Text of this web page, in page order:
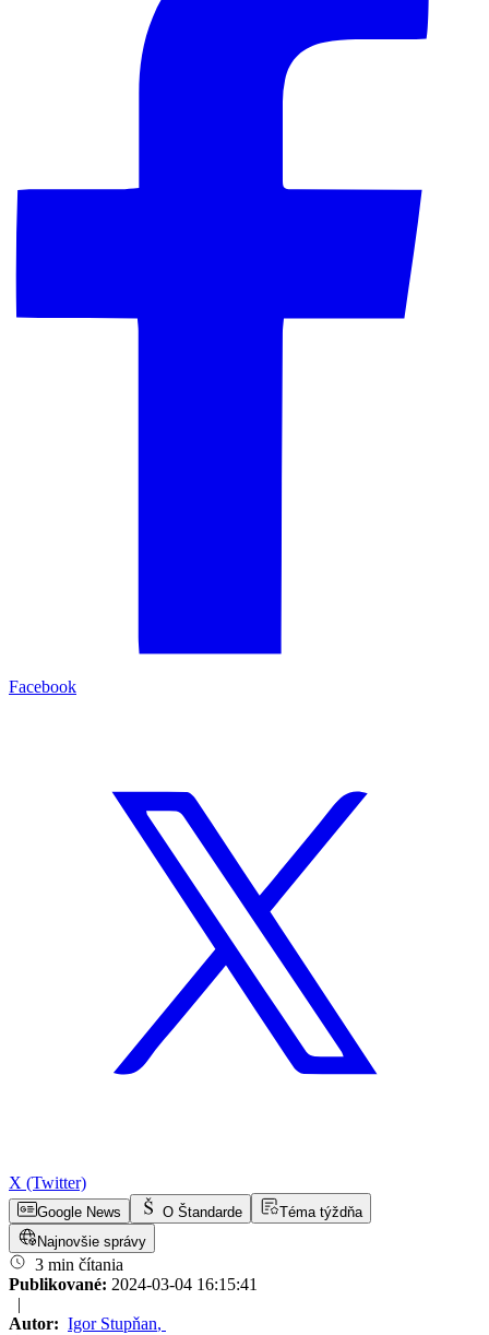
Facebook
X (Twitter)
Google News O Štandarde
Téma týždňa
Najnovšie správy
3 min čítania
Publikované: 2024-03-04 16:15:41
|
Autor: Igor Stupňan,